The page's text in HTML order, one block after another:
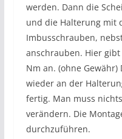
werden. Dann die
und die Halterung mit
Imbusschrauben,
anschrauben. Hier
Nm an. (ohne
wieder an der
fertig. Man muss
verändern. Die
durchzuführen.